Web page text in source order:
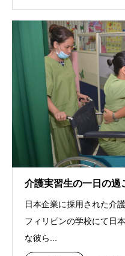
介護実習生の一日の過
日本企業に採用された介
フィリピンの学校にて日
な彼ら...